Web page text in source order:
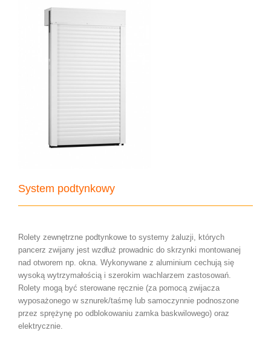
System podtynkowy
Rolety zewnętrzne podtynkowe to systemy żaluzji, których
pancerz zwijany jest wzdłuż prowadnic do skrzynki montowanej
nad otworem np. okna. Wykonywane z aluminium cechują się
wysoką wytrzymałością i szerokim wachlarzem zastosowań.
Rolety mogą być sterowane ręcznie (za pomocą zwijacza
wyposażonego w sznurek/taśmę lub samoczynnie podnoszone
przez sprężynę po odblokowaniu zamka baskwilowego) oraz
elektrycznie.